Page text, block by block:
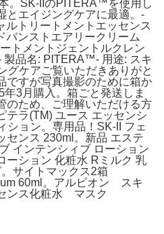
。SK-IIのPITERA™を使用し
とエイジングケアに最適。-
ルトリートメントエッセンス
バンストエアリークリーム
トメントジェントルクレン
製品名: PITERA™- 用途: スキ
グケアご覧いただきありがと
ですが写真撮影のために箱か
3月購入。箱ごと発送しま
のため、ご理解いただける方
テラ(TM) ユース エッセンシ
ション。専用品！SK-II フェ
センス 230ml。新品 エステ
インテンシィブ ローション
ーション 化粧水 Rミルク 乳
サイトマックス2箱
60ml。アルビオン スキ
ンス化粧水 マスク